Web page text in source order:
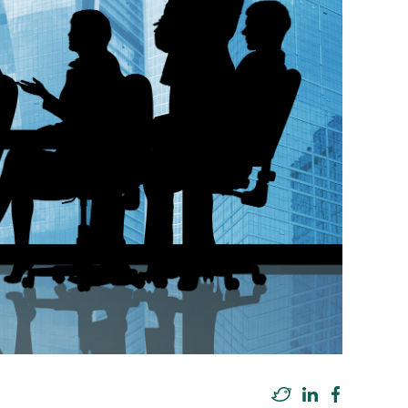
TwitterLinkedIn